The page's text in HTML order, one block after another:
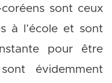
sont ceux
à l’école et sont
pour être
évidemment